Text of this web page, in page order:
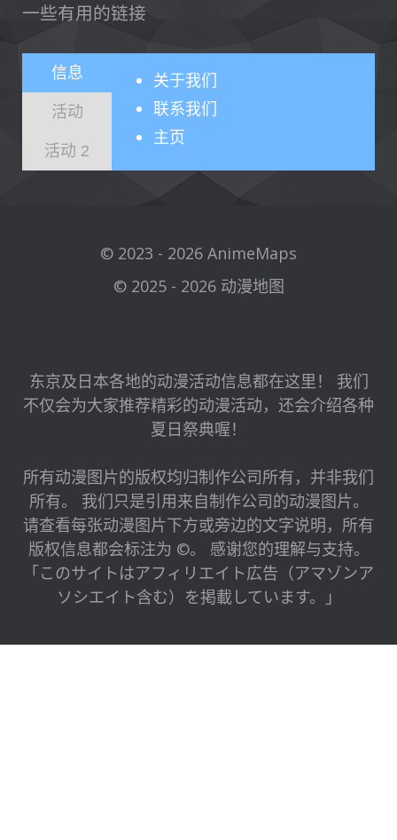
一些有用的链接
信息
活动
活动 2
关于我们
联系我们
主页
© 2023 - 2026 AnimeMaps
© 2025 - 2026 动漫地图
东京及日本各地的动漫活动信息都在这里！ 我们
不仅会为大家推荐精彩的动漫活动，还会介绍各种
夏日祭典喔！
所有动漫图片的版权均归制作公司所有，并非我们
所有。 我们只是引用来自制作公司的动漫图片。
请查看每张动漫图片下方或旁边的文字说明，所有
版权信息都会标注为 ©。 感谢您的理解与支持。
「このサイトはアフィリエイト広告（アマゾンア
ソシエイト含む）を掲載しています。」